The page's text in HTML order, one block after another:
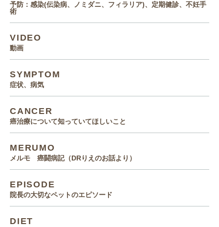
予防：感染(伝染病、ノミダニ、フィラリア)、定期健診、不妊手
術
VIDEO
動画
SYMPTOM
症状、病気
CANCER
癌治療について知っていてほしいこと
MERUMO
メルモ 癌闘病記（DRりえのお話より）
EPISODE
院長の大切なペットのエピソード
DIET